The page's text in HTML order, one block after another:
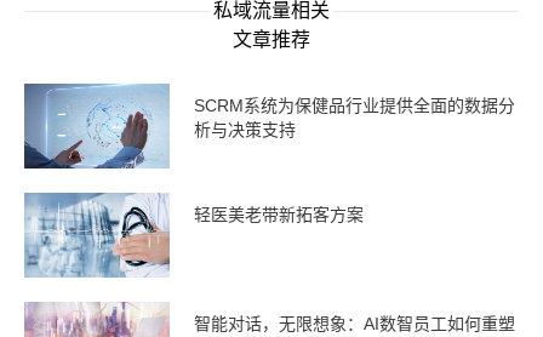
私域流量相关
文章推荐
SCRM系统为保健品行业提供全面的数据分
析与决策支持
轻医美老带新拓客方案
智能对话，无限想象：AI数智员工如何重塑